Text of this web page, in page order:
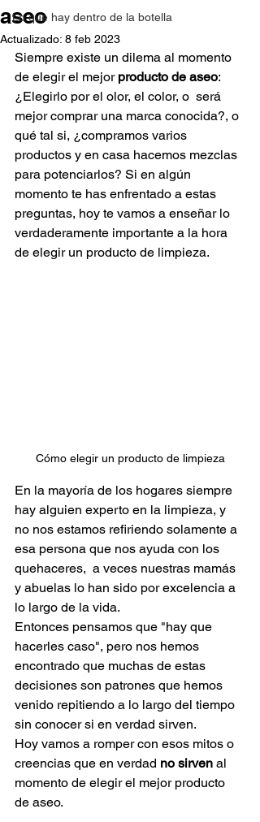
Lo que hay dentro de la botella
aseo
Actualizado: 8 feb 2023
Siempre existe un dilema al momento
de elegir el mejor producto de aseo:
¿Elegirlo por el olor, el color, o  será
mejor comprar una marca conocida?, o
qué tal si, ¿compramos varios
productos y en casa hacemos mezclas
para potenciarlos? Si en algún
momento te has enfrentado a estas
preguntas, hoy te vamos a enseñar lo
verdaderamente importante a la hora
de elegir un producto de limpieza.
Cómo elegir un producto de limpieza
En la mayoría de los hogares siempre
hay alguien experto en la limpieza, y
no nos estamos refiriendo solamente a
esa persona que nos ayuda con los
quehaceres,  a veces nuestras mamás
y abuelas lo han sido por excelencia a
lo largo de la vida.
Entonces pensamos que "hay que
hacerles caso", pero nos hemos
encontrado que muchas de estas
decisiones son patrones que hemos
venido repitiendo a lo largo del tiempo
sin conocer si en verdad sirven.
Hoy vamos a romper con esos mitos o
creencias que en verdad no sirven al
momento de elegir el mejor producto
de aseo.